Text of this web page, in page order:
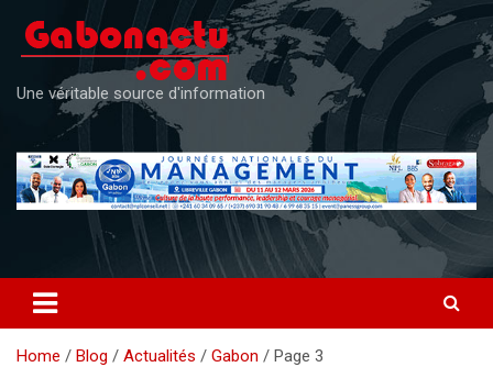
content
Une véritable source d'information
Home Blog Actualités Gabon Page 3